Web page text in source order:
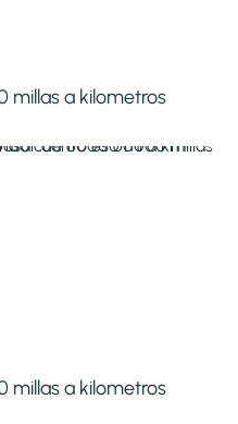
millas a kilometros
millas a kilometros